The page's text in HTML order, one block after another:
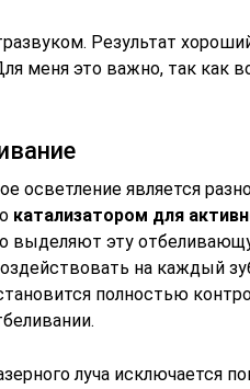
Результат
меня это важно, так как
осветление является
катализатором для
выделяют эту
на каждый
полностью
луча исключается